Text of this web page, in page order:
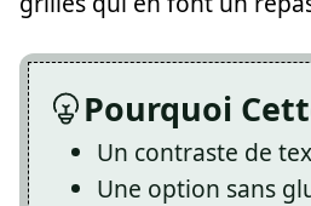
Pourquoi
Un contraste de
Une option sans